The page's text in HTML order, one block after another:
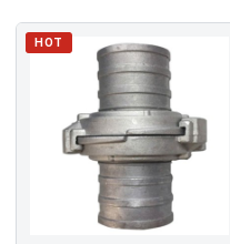
HOT